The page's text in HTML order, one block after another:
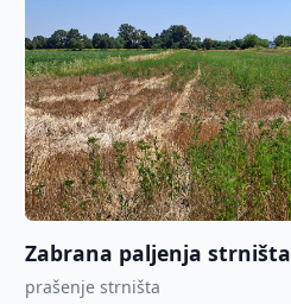
Zabrana paljenja strništa
prašenje strništa